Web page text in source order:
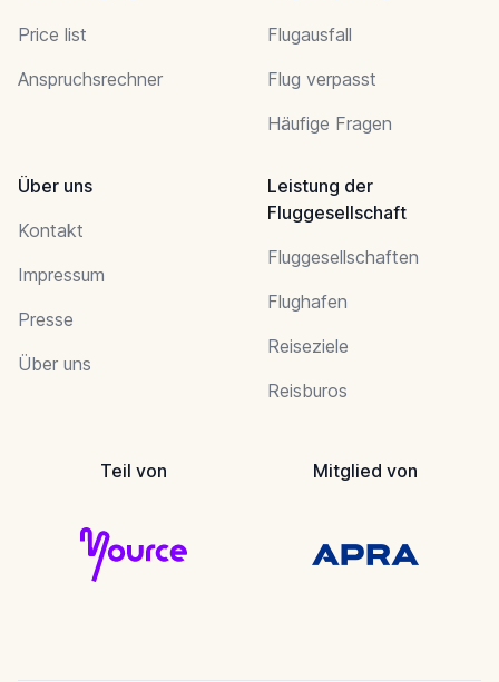
Price list
Anspruchsrechner
Flugausfall
Flug verpasst
Häufige Fragen
Über uns
Kontakt
Impressum
Presse
Über uns
Leistung der
Fluggesellschaft
Fluggesellschaften
Flughafen
Reiseziele
Reisburos
Teil von Mitglied von